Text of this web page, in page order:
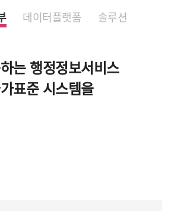
데이터플랫폼 솔루션
는 행정정보서비스
표준 시스템을